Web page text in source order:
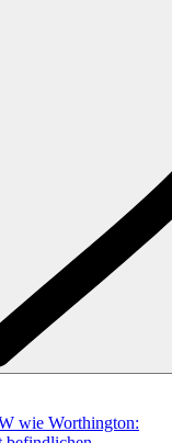
wie Worthington: